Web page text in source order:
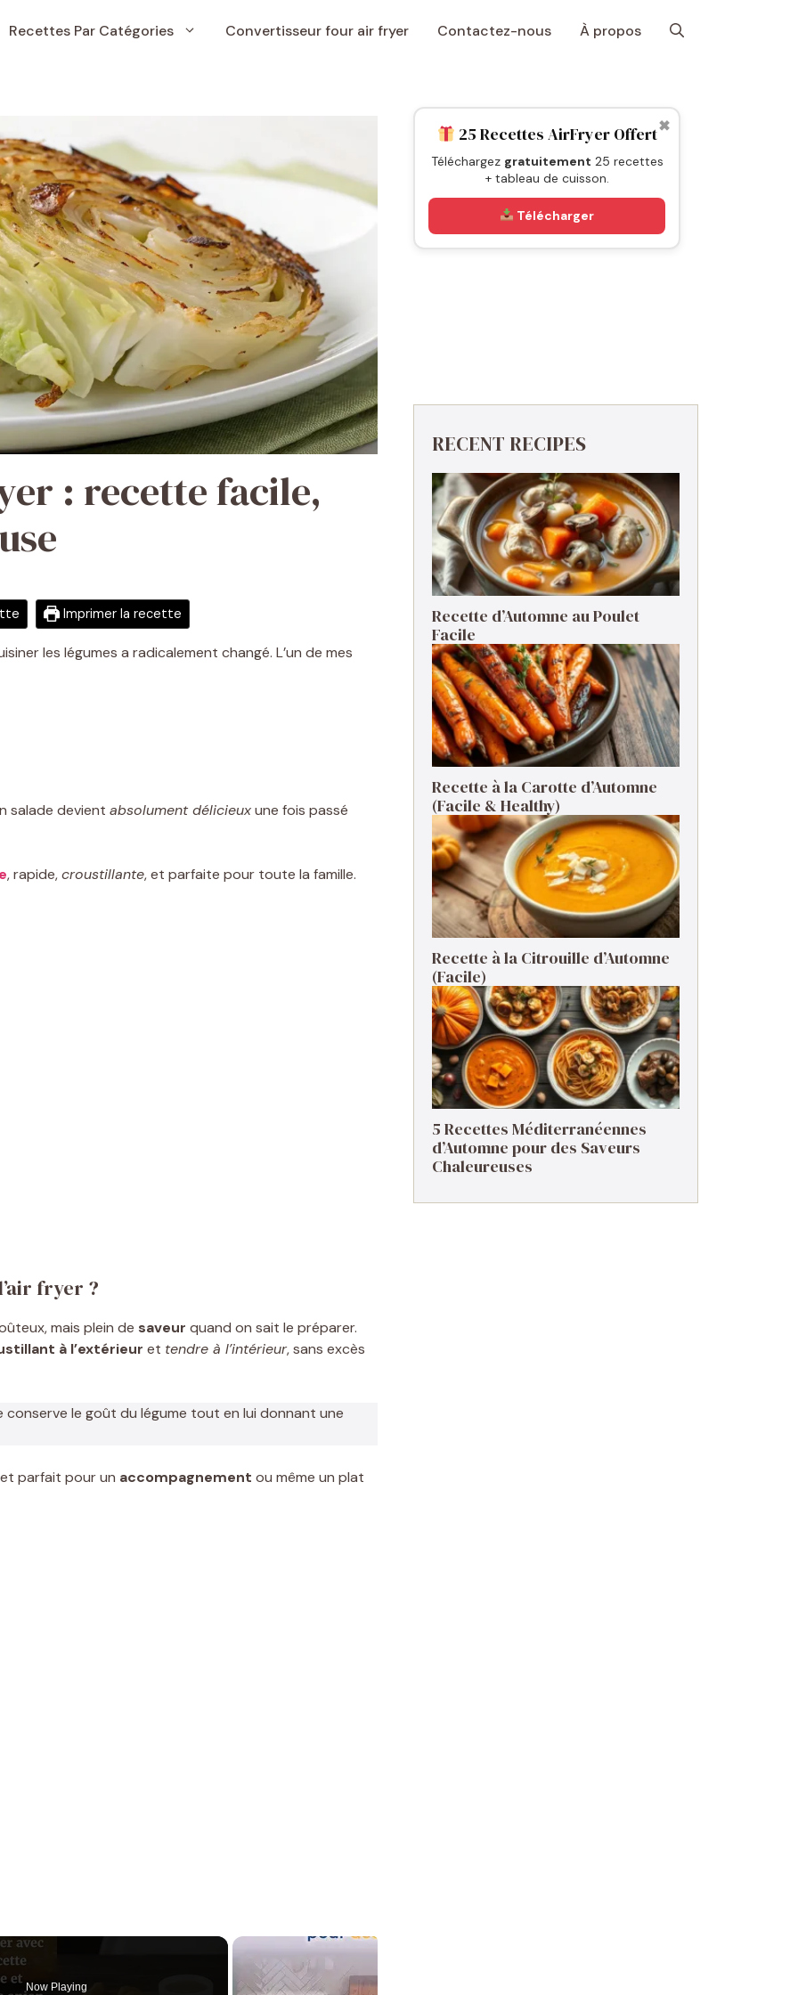
Recettes Par Catégories Convertisseur four air fryer Contactez-nous À propos
: recette facile,
Imprimer la recette
les légumes a radicalement changé. L’un de mes
salade devient absolument délicieuxune fois passé
, rapide,croustillante, et parfaite pour toute la famille.
fryer ?
mais plein de saveur quand on sait le préparer.
à l’extérieur et tendre à l’intérieur, sans excès
conserve le goût du légume tout en lui donnant une
parfait pour un accompagnement ou même un plat
Now Playing
✖
25 Recettes AirFryer Offert
Téléchargez gratuitement 25 recettes
+ tableau de cuisson.
Télécharger
RECENT RECIPES
Recette d’Automne au Poulet
Facile
Recette à la Carotte d’Automne
(Facile & Healthy)
Recette à la Citrouille d’Automne
(Facile)
5 Recettes Méditerranéennes
d’Automne pour des Saveurs
Chaleureuses